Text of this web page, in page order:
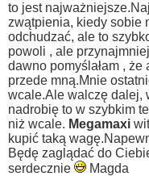
to jest
zwątpienia, kiedy sobie
odchudzać, ale to
powoli , ale
dawno pomyślałam ,
przede mną.Mnie
wcale.Ale walczę dalej,
nadrobię to w szybkim
niż wcale. Megamaxi
kupić taką
Będę zaglądać do
serdecznie
Magda